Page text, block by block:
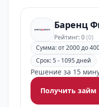
Баренц
Рейтинг: 0(0)
Сумма: от 2000 до
Срок: 5 - 1095 дней
Решение за 15
Получить займ